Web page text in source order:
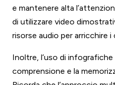
e mantenere alta
di utilizzare video
risorse audio per arricchire
Inoltre, l’uso di
comprensione e la